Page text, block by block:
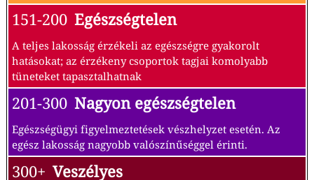
151-200 Egészségtelen
A teljes lakosság érzékeli az egészségre gyakorolt
hatásokat; az érzékeny csoportok tagjai komolyabb
tüneteket tapasztalhatnak
201-300 Nagyon egészségtelen
Egészségügyi figyelmeztetések vészhelyzet esetén. Az
egész lakosság nagyobb valószínűséggel érinti.
300+ Veszélyes